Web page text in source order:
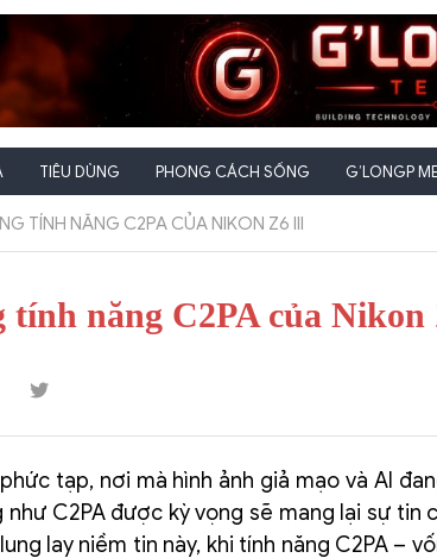
TIÊU DÙNG PHONG CÁCH SỐNG G’LONGP
TÍNH NĂNG C2PA CỦA NIKON Z6 III
tính năng C2PA của
tạp, nơi mà hình ảnh giả mạo và AI
C2PA được kỳ vọng sẽ mang lại sự tin
lay niềm tin này, khi tính năng C2PA –